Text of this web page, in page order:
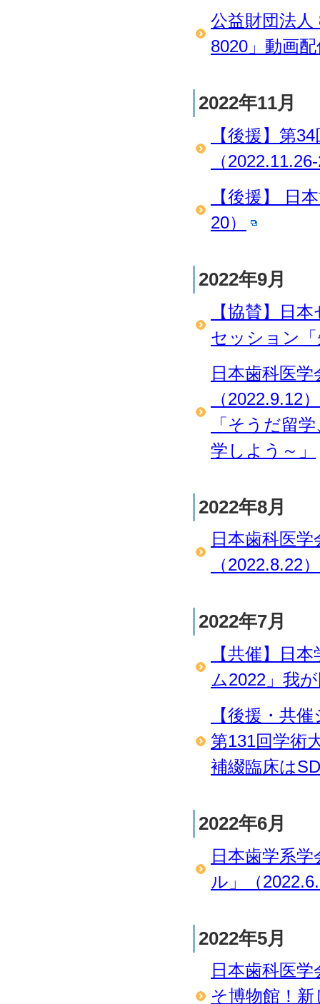
公益財団法人
8020」動画
2022年11月
【後援】第
（
【後援】 日
20）
2022年9月
【協賛】日
セッション
日本歯科医
（2022.9.12）
「そうだ留
学しよう～」
2022年8月
日本歯科医
（2022.8.22）
2022年7月
【共催】日
ム2022」我
【後援・共
第131回学術
補綴臨床は
2022年6月
日本歯学系
ル」（
2022年5月
日本歯科医
そ博物館！